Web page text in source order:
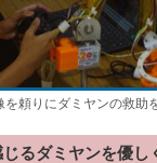
頼りにダミヤンの救助
るダミヤンを優し